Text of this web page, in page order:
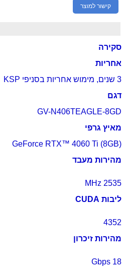
קישור למוצר
סקירה
אחריות
3 שנים, מימוש אחריות בסניפי KSP
דגם
GV-N406TEAGLE-8GD
מאיץ גרפי
GeForce RTX™ 4060 Ti (8GB)
מהירות מעבד
2535 MHz
ליבות CUDA
4352
מהירות זיכרון
18 Gbps